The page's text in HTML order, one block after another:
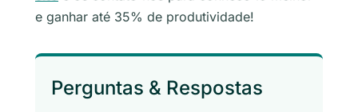
e ganhar até 35% de produtividade!
Perguntas & Respostas